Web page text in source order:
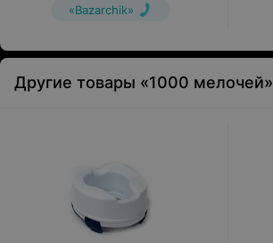
«Bazarchik»
Другие товары «1000 мелочей»